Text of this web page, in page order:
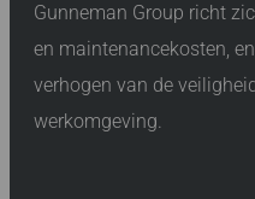
Gunneman Group richt
en maintenancekosten,
verhogen van de
werkomgeving.